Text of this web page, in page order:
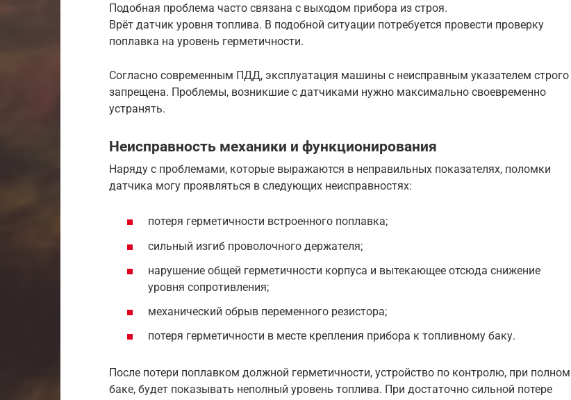
Подобная проблема часто связана с выходом прибора из строя.
Врёт датчик уровня топлива. В подобной ситуации потребуется провести проверку
поплавка на уровень герметичности.
Согласно современным ПДД, эксплуатация машины с неисправным указателем строго
запрещена. Проблемы, возникшие с датчиками нужно максимально своевременно
устранять.
Неисправность механики и функционирования
Наряду с проблемами, которые выражаются в неправильных показателях, поломки
датчика могу проявляться в следующих неисправностях:
потеря герметичности встроенного поплавка;
сильный изгиб проволочного держателя;
нарушение общей герметичности корпуса и вытекающее отсюда снижение
уровня сопротивления;
механический обрыв переменного резистора;
потеря герметичности в месте крепления прибора к топливному баку.
После потери поплавком должной герметичности, устройство по контролю, при полном
баке, будет показывать неполный уровень топлива. При достаточно сильной потере